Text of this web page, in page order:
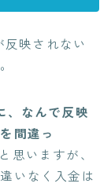
映されない
、なんで反映
間違っ
思いますが、
いなく入金は